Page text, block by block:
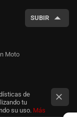
SUBIR
Moto
de
tu
su uso. Más